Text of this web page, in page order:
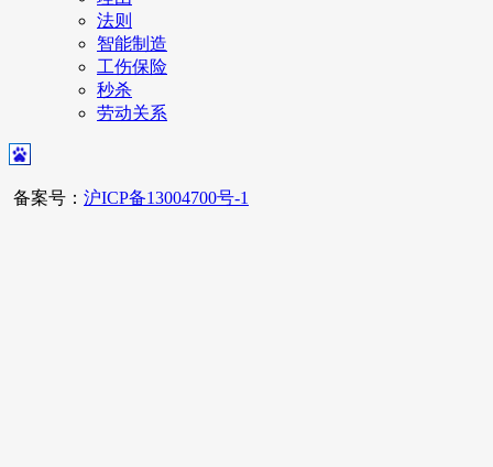
法则
智能制造
工伤保险
秒杀
劳动关系
备案号： 沪ICP备13004700号-1